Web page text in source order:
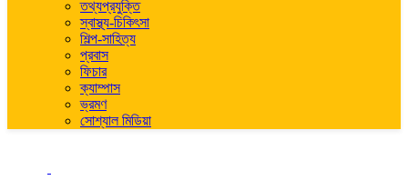
তথ্যপ্রযুক্তি
স্বাস্থ্য-চিকিৎসা
শিল্প-সাহিত্য
প্রবাস
ফিচার
ক্যাম্পাস
ভ্রমণ
সোশ্যাল মিডিয়া